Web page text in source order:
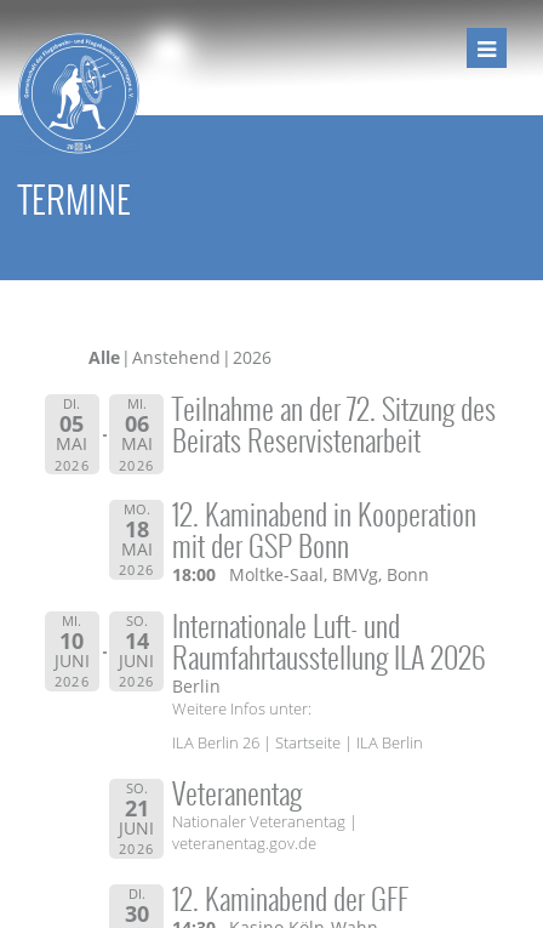
TERMINE
Alle Anstehend 2026
DI.
05
MAI
2026
MI.
06
MAI
2026
Teilnahme an der 72. Sitzung des
Beirats Reservistenarbeit
MO.
18
MAI
2026
12. Kaminabend in Kooperation
mit der GSP Bonn
18:00 Moltke-Saal, BMVg, Bonn
MI.
10
JUNI
2026
SO.
14
JUNI
2026
Internationale Luft- und
Raumfahrtausstellung ILA 2026
Berlin
Weitere Infos unter:
ILA Berlin 26 | Startseite | ILA Berlin
SO.
21
JUNI
2026
Veteranentag
Nationaler Veteranentag |
veteranentag.gov.de
DI.
30 12. Kaminabend der GFF